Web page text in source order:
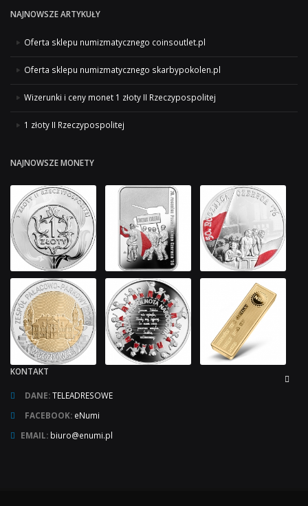
NAJNOWSZE ARTYKUŁY
Oferta sklepu numizmatycznego coinsoutlet.pl
Oferta sklepu numizmatycznego skarbypokolen.pl
Wizerunki i ceny monet 1 złoty II Rzeczypospolitej
1 złoty II Rzeczypospolitej
NAJNOWSZE MONETY
KONTAKT
DANE:TELEADRESOWE
FACEBOOK: eNumi
EMAIL: biuro@enumi.pl